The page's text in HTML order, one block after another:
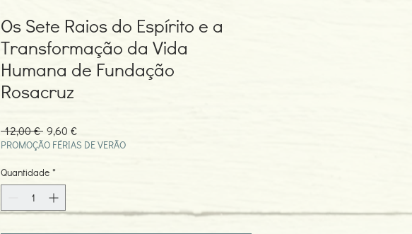
Os Sete Raios do Espírito e a
Transformação da Vida
Humana de Fundação
Rosacruz
12,00 € Preço
normal
9,60 €Preço
promocional
PROMOÇÃO FÉRIAS DE VERÃO
Quantidade *